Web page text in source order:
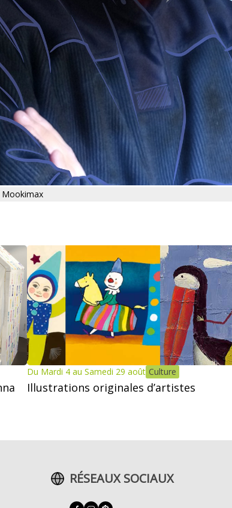
Mookimax
Du Mardi 4 au Samedi 29 août Culture
Illustrations originales d’artistes
RÉSEAUX SOCIAUX